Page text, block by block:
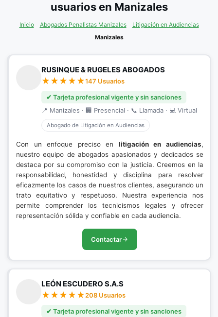
usuarios en Manizales
Inicio Abogados Penalistas Manizales
Litigación en Audiencias
Manizales
RUSINQUE & RUGELES ABOGADOS
147 Usuarios
✔ Tarjeta profesional vigente y sin sanciones
📍 Manizales · 🏢 Presencial · 📞 Llamada · 💻 Virtual
Abogado de Litigación en Audiencias
Con un enfoque preciso en litigación en audiencias,
nuestro equipo de abogados apasionados y dedicados se
destaca por su compromiso con la justicia. Creemos en la
responsabilidad, honestidad y disciplina para resolver
eficazmente los casos de nuestros clientes, asegurando un
trato equitativo y respetuoso. Nuestra experiencia nos
permite comprender los tecnicismos legales y ofrecer
representación sólida y confiable en cada audiencia.
Contactar
LEÓN ESCUDERO S.A.S
208 Usuarios
✔ Tarjeta profesional vigente y sin sanciones